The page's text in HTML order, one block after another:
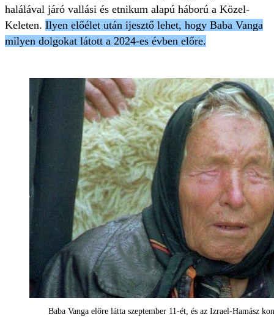
halálával járó vallási és etnikum alapú háború a Közel-
Keleten. Ilyen előélet után ijesztő lehet, hogy Baba Vanga
milyen dolgokat látott a 2024-es évben előre.
Baba Vanga előre látta szeptember 11-ét, és az Izrael-Hamász